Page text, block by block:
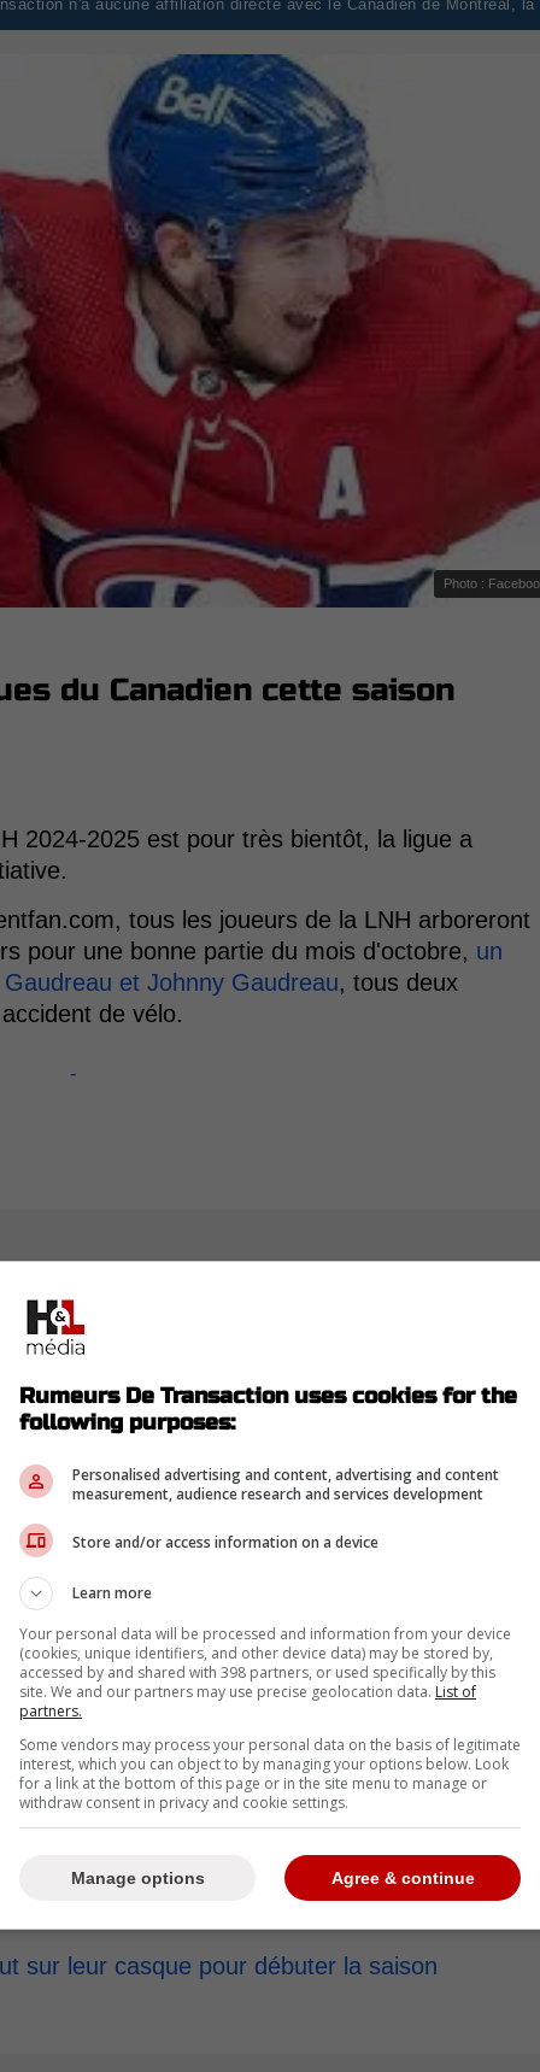
n'a aucune affiliation directe avec le Canadien de Montréal, la
Photo :
du Canadien cette saison
2024-2025 est pour très bientôt, la ligue a
tous les joueurs de la LNH arboreront
pour une bonne partie du mois d'octobre, un
et Johnny Gaudreau, tous deux
de vélo.
-
de la publication X de Dan Rosen, on y voit les
aux deux hockeyeurs qui ont été victimes
que les deux frères ont été fauchés alors qu'ils
à Salem dans l'état du New Jersey.
Devils du New Jerseyqui aborderont l'autocollant
desSabres de Buffalo , alors que les deux
ce vendredi 4 octobre dans le cadre de
des dirigeants de la LNH.
sur leur casque pour débuter la saison
Rumeurs De Transaction uses cookies for the
following purposes:
Personalised advertising and content, advertising and content
measurement, audience research and services development
Store and/or access information on a device
Learn more
Your personal data will be processed and information from your device
(cookies, unique identifiers, and other device data) may be stored by,
accessed by and shared with 398 partners, or used specifically by this
site. We and our partners may use precise geolocation data. List of
partners.
Some vendors may process your personal data on the basis of legitimate
interest, which you can object to by managing your options below. Look
for a link at the bottom of this page or in the site menu to manage or
withdraw consent in privacy and cookie settings.
Agree & continue
Manage options